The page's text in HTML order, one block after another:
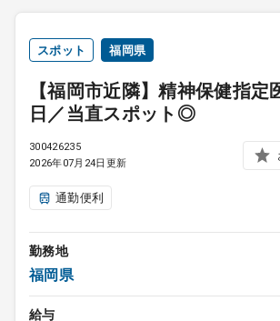
スポット 福岡県
【福岡市近隣】精神保健指定
日／当直スポット◎
300426235
2026年07月24日更新
通勤便利
勤務地
福岡県
給与